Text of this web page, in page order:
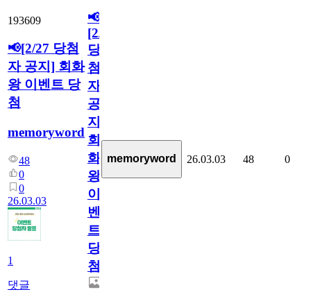
193609
📢[2/27 당첨
자 공지] 회화
왕 이벤트 당
첨
memoryword
48
0
0
26.03.03
1
댓글
📢
[2/27
당
첨
자
공
지]
회
화
왕
이
벤
트
당
첨
memoryword 26.03.03 48 0